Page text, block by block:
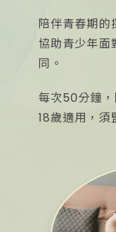
陪伴青春期的
協助青少年面
同。
每次50分鐘
18歲適用，須